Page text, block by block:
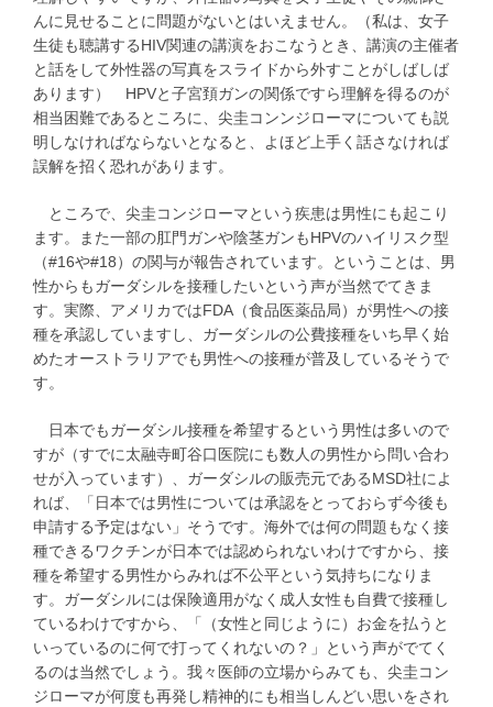
んに見せることに問題がないとはいえません。（私は、女子
生徒も聴講するHIV関連の講演をおこなうとき、講演の主催者
と話をして外性器の写真をスライドから外すことがしばしば
あります） HPVと子宮頚ガンの関係ですら理解を得るのが
相当困難であるところに、尖圭コンンジローマについても説
明しなければならないとなると、よほど上手く話さなければ
誤解を招く恐れがあります。
ところで、尖圭コンジローマという疾患は男性にも起こり
ます。また一部の肛門ガンや陰茎ガンもHPVのハイリスク型
（#16や#18）の関与が報告されています。ということは、男
性からもガーダシルを接種したいという声が当然でてきま
す。実際、アメリカではFDA（食品医薬品局）が男性への接
種を承認していますし、ガーダシルの公費接種をいち早く始
めたオーストラリアでも男性への接種が普及しているそうで
す。
日本でもガーダシル接種を希望するという男性は多いので
すが（すでに太融寺町谷口医院にも数人の男性から問い合わ
せが入っています）、ガーダシルの販売元であるMSD社によ
れば、「日本では男性については承認をとっておらず今後も
申請する予定はない」そうです。海外では何の問題もなく接
種できるワクチンが日本では認められないわけですから、接
種を希望する男性からみれば不公平という気持ちになりま
す。ガーダシルには保険適用がなく成人女性も自費で接種し
ているわけですから、「（女性と同じように）お金を払うと
いっているのに何で打ってくれないの？」という声がでてく
るのは当然でしょう。我々医師の立場からみても、尖圭コン
ジローマが何度も再発し精神的にも相当しんどい思いをされ